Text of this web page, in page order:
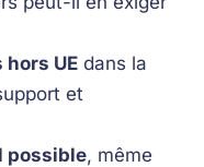
UE dans la
et
possible, même